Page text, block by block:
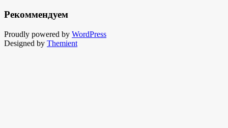
Рекоммендуем
Proudly powered by WordPress
Designed by Themient